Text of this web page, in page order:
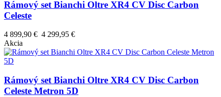
Rámový set Bianchi Oltre XR4 CV Disc Carbon
Celeste
4 899,90 € 4 299,95 €
Akcia
Rámový set Bianchi Oltre XR4 CV Disc Carbon
Celeste Metron 5D